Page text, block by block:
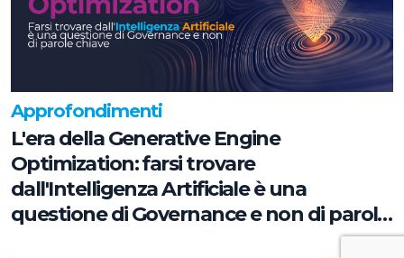
Approfondimenti
L'era della Generative Engine
Optimization: farsi trovare
dall'Intelligenza Artificiale è una
questione di Governance e non di parole